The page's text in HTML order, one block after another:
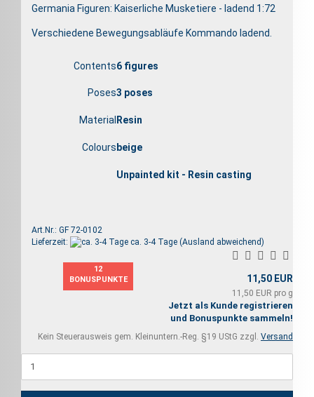
Germania Figuren: Kaiserliche Musketiere - ladend 1:72
Verschiedene Bewegungsabläufe Kommando ladend.
Contents6 figures
Poses3 poses
MaterialResin
Coloursbeige
Unpainted kit - Resin casting
Art.Nr.: GF 72-0102
Lieferzeit:
ca. 3-4 Tage (Ausland abweichend)
12
BONUSPUNKTE
11,50 EUR
11,50 EUR pro g
Jetzt als Kunde registrieren
und Bonuspunkte sammeln!
Kein Steuerausweis gem. Kleinuntern.-Reg. §19 UStG zzgl. Versand